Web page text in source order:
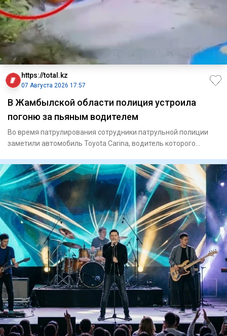
https://total.kz
07 Августа 2026 17:57
В Жамбылской области полиция устроила
погоню за пьяным водителем
Во время патрулирования сотрудники патрульной полиции
заметили автомобиль Toyota Carina, водитель которого